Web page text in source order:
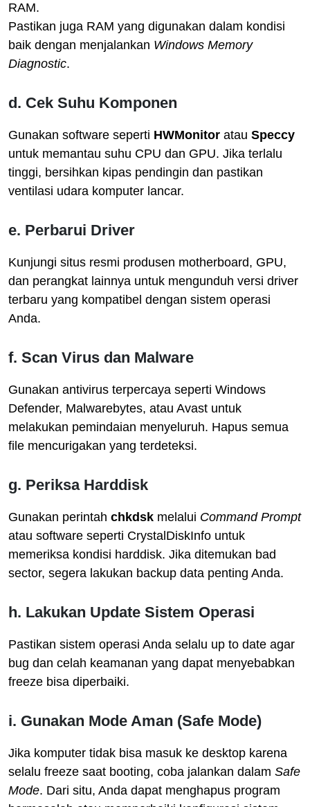
RAM.
Pastikan juga RAM yang digunakan dalam kondisi
baik dengan menjalankan Windows Memory
Diagnostic.
d. Cek Suhu Komponen
Gunakan software seperti HWMonitor atau Speccy
untuk memantau suhu CPU dan GPU. Jika terlalu
tinggi, bersihkan kipas pendingin dan pastikan
ventilasi udara komputer lancar.
e. Perbarui Driver
Kunjungi situs resmi produsen motherboard, GPU,
dan perangkat lainnya untuk mengunduh versi driver
terbaru yang kompatibel dengan sistem operasi
Anda.
f. Scan Virus dan Malware
Gunakan antivirus terpercaya seperti Windows
Defender, Malwarebytes, atau Avast untuk
melakukan pemindaian menyeluruh. Hapus semua
file mencurigakan yang terdeteksi.
g. Periksa Harddisk
Gunakan perintah chkdsk melalui Command Prompt
atau software seperti CrystalDiskInfo untuk
memeriksa kondisi harddisk. Jika ditemukan bad
sector, segera lakukan backup data penting Anda.
h. Lakukan Update Sistem Operasi
Pastikan sistem operasi Anda selalu up to date agar
bug dan celah keamanan yang dapat menyebabkan
freeze bisa diperbaiki.
i. Gunakan Mode Aman (Safe Mode)
Jika komputer tidak bisa masuk ke desktop karena
selalu freeze saat booting, coba jalankan dalam Safe
Mode. Dari situ, Anda dapat menghapus program